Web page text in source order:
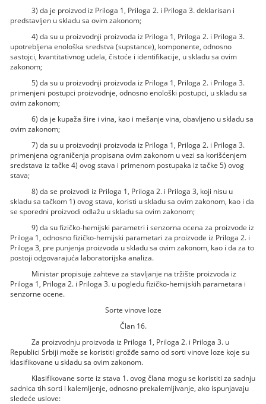
3) da je proizvod iz Priloga 1, Priloga 2. i Priloga 3. deklarisan i
predstavljen u skladu sa ovim zakonom;
4) da su u proizvodnji proizvoda iz Priloga 1, Priloga 2. i Priloga 3.
upotrebljena enološka sredstva (supstance), komponente, odnosno
sastojci, kvantitativnog udela, čistoće i identifikacije, u skladu sa ovim
zakonom;
5) da su u proizvodnji proizvoda iz Priloga 1, Priloga 2. i Priloga 3.
primenjeni postupci proizvodnje, odnosno enološki postupci, u skladu sa
ovim zakonom;
6) da je kupaža šire i vina, kao i mešanje vina, obavljeno u skladu sa
ovim zakonom;
7) da su u proizvodnji proizvoda iz Priloga 1, Priloga 2. i Priloga 3.
primenjena ograničenja propisana ovim zakonom u vezi sa korišćenjem
sredstava iz tačke 4) ovog stava i primenom postupaka iz tačke 5) ovog
stava;
8) da se proizvodi iz Priloga 1, Priloga 2. i Priloga 3, koji nisu u
skladu sa tačkom 1) ovog stava, koristi u skladu sa ovim zakonom, kao i da
se sporedni proizvodi odlažu u skladu sa ovim zakonom;
9) da su fizičko-hemijski parametri i senzorna ocena za proizvode iz
Priloga 1, odnosno fizičko-hemijski parametari za proizvode iz Priloga 2. i
Priloga 3, pre punjenja proizvoda u skladu sa ovim zakonom, kao i da za to
postoji odgovarajuća laboratorijska analiza.
Ministar propisuje zahteve za stavljanje na tržište proizvoda iz
Priloga 1, Priloga 2. i Priloga 3. u pogledu fizičko-hemijskih parametara i
senzorne ocene.
Sorte vinove loze
Član 16.
Za proizvodnju proizvoda iz Priloga 1, Priloga 2. i Priloga 3. u
Republici Srbiji može se koristiti grožđe samo od sorti vinove loze koje su
klasifikovane u skladu sa ovim zakonom.
Klasifikovane sorte iz stava 1. ovog člana mogu se koristiti za sadnju
sadnica tih sorti i kalemljenje, odnosno prekalemljivanje, ako ispunjavaju
sledeće uslove: